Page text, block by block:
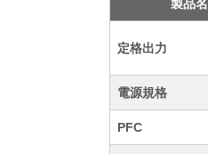
製品名
定格出力
電源規格
PFC